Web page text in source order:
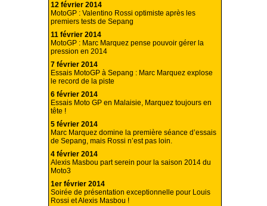
12 février 2014
MotoGP : Valentino Rossi optimiste après les
premiers tests de Sepang
11 février 2014
MotoGP : Marc Marquez pense pouvoir gérer la
pression en 2014
7 février 2014
Essais MotoGP à Sepang : Marc Marquez explose
le record de la piste
6 février 2014
Essais Moto GP en Malaisie, Marquez toujours en
tête !
5 février 2014
Marc Marquez domine la première séance d’essais
de Sepang, mais Rossi n’est pas loin.
4 février 2014
Alexis Masbou part serein pour la saison 2014 du
Moto3
1er février 2014
Soirée de présentation exceptionnelle pour Louis
Rossi et Alexis Masbou !